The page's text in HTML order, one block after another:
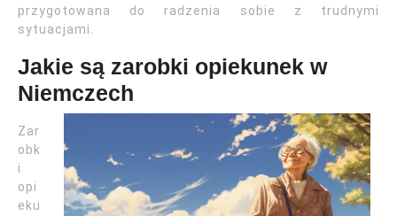
przygotowana do radzenia sobie z trudnymi
sytuacjami.
Jakie są zarobki opiekunek w
Niemczech
Zar
obk
i
opi
eku